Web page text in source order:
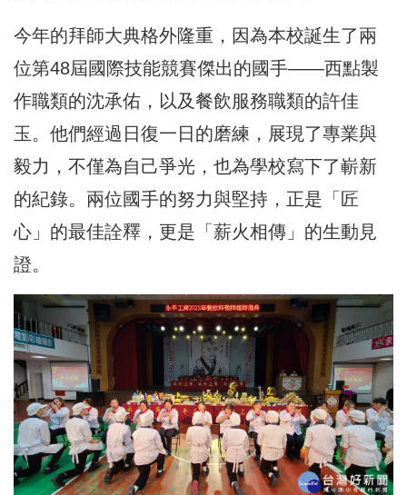
今年的拜師大典格外隆重，因為本校誕生了兩
位第48屆國際技能競賽傑出的國手——西點製
作職類的沈承佑，以及餐飲服務職類的許佳
玉。他們經過日復一日的磨練，展現了專業與
毅力，不僅為自己爭光，也為學校寫下了嶄新
的紀錄。兩位國手的努力與堅持，正是「匠
心」的最佳詮釋，更是「薪火相傳」的生動見
證。